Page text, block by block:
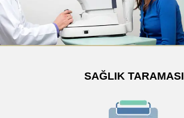
Previous
SAĞLIK TARAMASI